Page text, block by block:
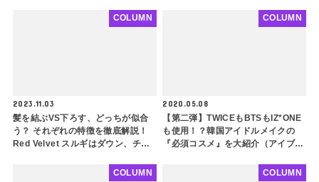
2023.11.03
髪を結ぶVS下ろす、どっちが似合
う？ それぞれの特徴を徹底解説！
Red Velvet スルギはダウン、チョ
くい髪型をするときのスタイリング
COLUMN
2020.05.08
【第二弾】TWICEもBTSもIZ*ONE
も使用！？韓国アイドルメイクの
『必須コスメ』を大紹介（アイブロ
COLUMN
COLUMN COLUMN